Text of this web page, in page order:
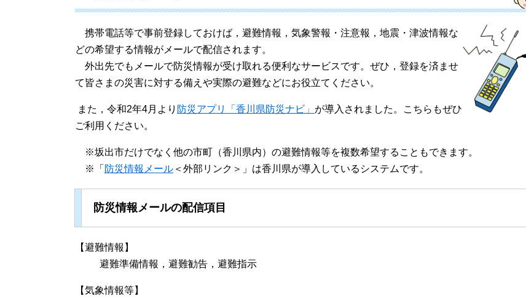
携帯電話等で事前登録しておけば，避難情報，気象警報・注意報，地震・津波情報な
どの希望する情報がメールで配信されます。
外出先でもメールで防災情報が受け取れる便利なサービスです。ぜひ，登録を済ませ
て皆さまの災害に対する備えや実際の避難などにお役立てください。
また，令和2年4月より 防災アプリ「香川県防災ナビ」 が導入されました。こちらもぜひ
ご利用ください。
※坂出市だけでなく他の市町（香川県内）の避難情報等を複数希望することもできます。
※「 防災情報メール ＜外部リンク＞ 」は香川県が導入しているシステムです。
防災情報メールの配信項目
【避難情報】
避難準備情報，避難勧告，避難指示
【気象情報等】